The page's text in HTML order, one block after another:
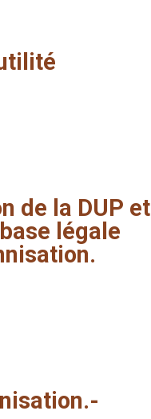
de la DUP et
base légale